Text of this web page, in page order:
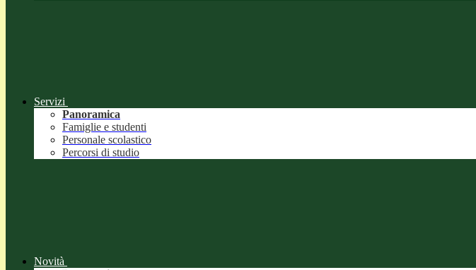
Servizi
Panoramica
Famiglie e studenti
Personale scolastico
Percorsi di studio
Novità